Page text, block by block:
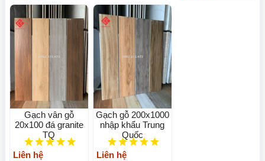
Gạch vân gỗ
20x100 đá granite
TQ
Liên hệ
Gạch gỗ 200x1000
nhập khẩu Trung
Quốc
Liên hệ